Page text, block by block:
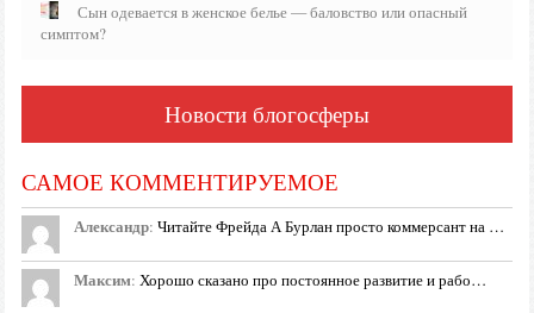
Сын одевается в женское белье — баловство или опасный
симптом?
Новости блогосферы
САМОЕ КОММЕНТИРУЕМОЕ
Александр: Читайте Фрейда А Бурлан просто коммерсант на …
Максим: Хорошо сказано про постоянное развитие и рабо…